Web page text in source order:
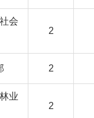
会
2
2
业
2